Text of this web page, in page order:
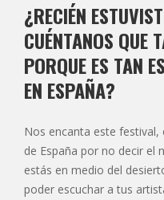
¿RECIÉN
CUÉNTANOS QUE
PORQUE ES TAN
EN ESPAÑA?
Nos encanta este
de España por no decir el
estás en medio del
poder escuchar a tus